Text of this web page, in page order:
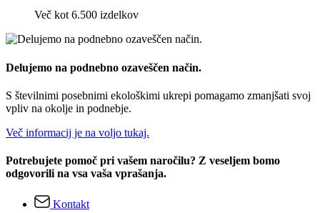
Več kot 6.500 izdelkov
Delujemo na podnebno ozaveščen način.
S številnimi posebnimi ekološkimi ukrepi pomagamo zmanjšati svoj
vpliv na okolje in podnebje.
Več informacij je na voljo tukaj.
Potrebujete pomoč pri vašem naročilu? Z veseljem bomo
odgovorili na vsa vaša vprašanja.
Kontakt